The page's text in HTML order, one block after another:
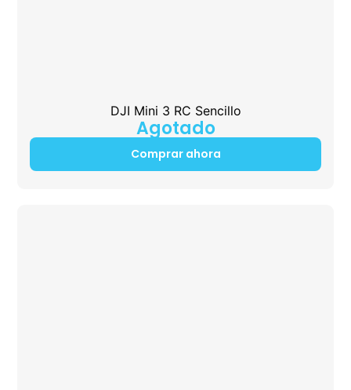
DJI Mini 3 RC Sencillo
Agotado
Comprar ahora